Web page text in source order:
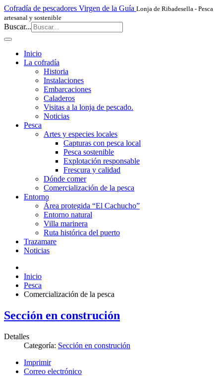
Cofradía de pescadores Virgen de la Guía Lonja de Ribadesella - Pesca
artesanal y sostenible
Buscar...
Inicio
La cofradía
Historia
Instalaciones
Embarcaciones
Caladeros
Visitas a la lonja de pescado.
Noticias
Pesca
Artes y especies locales
Capturas con pesca local
Pesca sostenible
Explotación responsable
Frescura y calidad
Dónde comer
Comercialización de la pesca
Entorno
Área protegida “El Cachucho”
Entorno natural
Villa marinera
Ruta histórica del puerto
Trazamare
Noticias
Inicio
Pesca
Comercialización de la pesca
Sección en construción
Detalles
Categoría: Sección en construción
Imprimir
Correo electrónico